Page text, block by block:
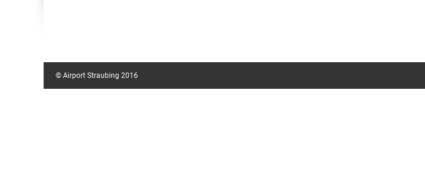
© Airport Straubing 2016